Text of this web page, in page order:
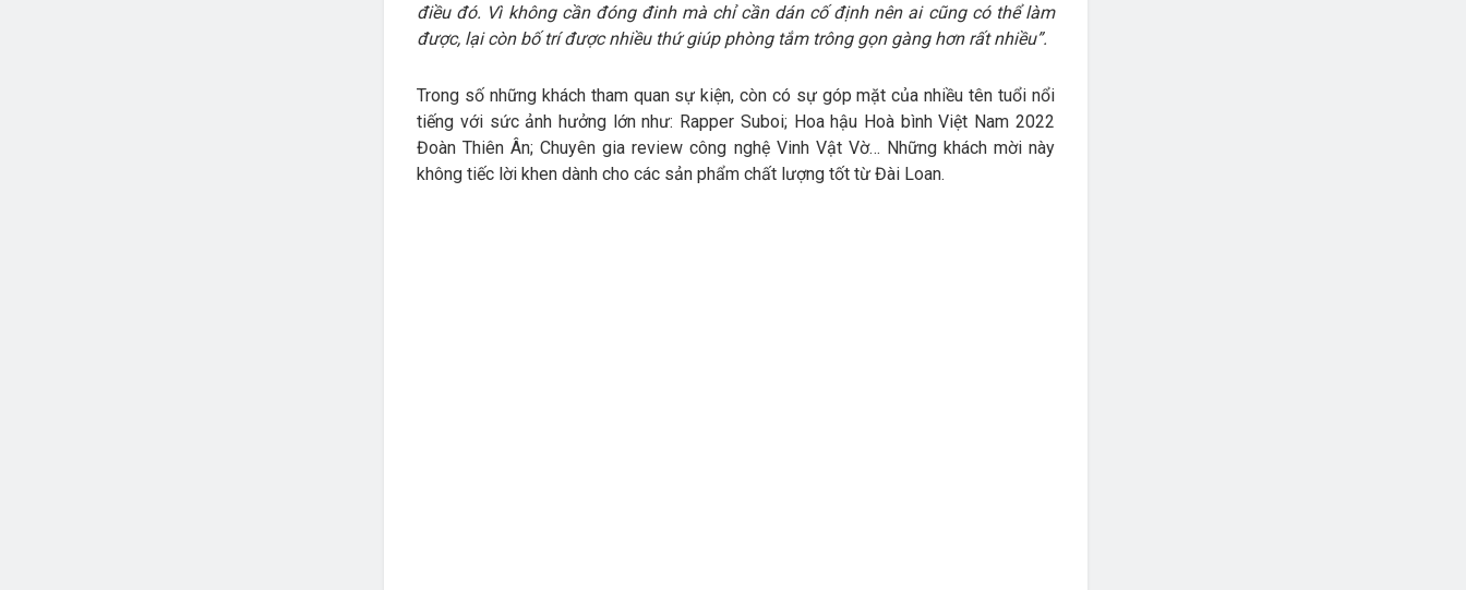
điều đó. Vì không cần đóng đinh mà chỉ cần dán cố định nên ai cũng có thể làm
được, lại còn bố trí được nhiều thứ giúp phòng tắm trông gọn gàng hơn rất nhiều”.
Trong số những khách tham quan sự kiện, còn có sự góp mặt của nhiều tên tuổi nổi
tiếng với sức ảnh hưởng lớn như: Rapper Suboi; Hoa hậu Hoà bình Việt Nam 2022
Đoàn Thiên Ân; Chuyên gia review công nghệ Vinh Vật Vờ… Những khách mời này
không tiếc lời khen dành cho các sản phẩm chất lượng tốt từ Đài Loan.